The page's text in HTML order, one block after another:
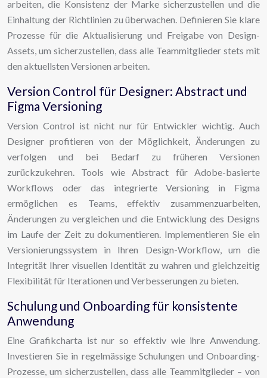
arbeiten, die Konsistenz der Marke sicherzustellen und die
Einhaltung der Richtlinien zu überwachen. Definieren Sie klare
Prozesse für die Aktualisierung und Freigabe von Design-
Assets, um sicherzustellen, dass alle Teammitglieder stets mit
den aktuellsten Versionen arbeiten.
Version Control für Designer: Abstract und
Figma Versioning
Version Control ist nicht nur für Entwickler wichtig. Auch
Designer profitieren von der Möglichkeit, Änderungen zu
verfolgen und bei Bedarf zu früheren Versionen
zurückzukehren. Tools wie Abstract für Adobe-basierte
Workflows oder das integrierte Versioning in Figma
ermöglichen es Teams, effektiv zusammenzuarbeiten,
Änderungen zu vergleichen und die Entwicklung des Designs
im Laufe der Zeit zu dokumentieren. Implementieren Sie ein
Versionierungssystem in Ihren Design-Workflow, um die
Integrität Ihrer visuellen Identität zu wahren und gleichzeitig
Flexibilität für Iterationen und Verbesserungen zu bieten.
Schulung und Onboarding für konsistente
Anwendung
Eine Grafikcharta ist nur so effektiv wie ihre Anwendung.
Investieren Sie in regelmässige Schulungen und Onboarding-
Prozesse, um sicherzustellen, dass alle Teammitglieder – von